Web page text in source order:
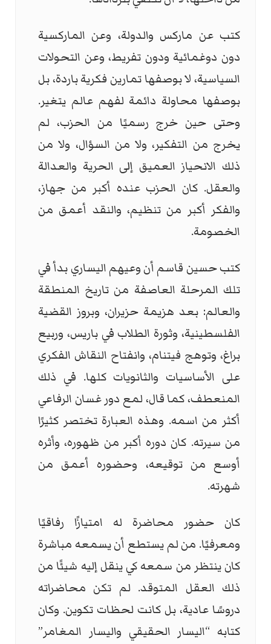
كتب عن ماركس والدولة، وعن الماركسية
دون دوغمائية ودون تفريط، وعن التحولات
السياسية، لا بوصفها تمارين فكرية باردة، بل
بوصفها محاولة دائمة لفهم عالم يتغير.
وحتى حين خرج رسميًا من الحزب، لم
يخرج من التفكير، ولا من السؤال، ولا من
ذلك الانحياز العميق إلى الحرية والعدالة
والعقل. كان الحزب عنده أكبر من جهاز،
والفكر أكبر من تنظيم، والنقد أعمق من
الخصومة.
كتب حسين قاسم أن وعيهم اليساري بدأ في
تلك المرحلة العاصفة من تاريخ المنطقة
والعالم: بعد هزيمة حزيران، وبروز القضية
الفلسطينية، وثورة الطلاب في باريس، وربيع
براغ، وتوهج فيتنام، وانفتاح النقاش الفكري
على الأساسيات والثانويات كلها. في ذلك
المنعطف، كما قال، لمع دور غسان الرفاعي
أكثر من اسمه. وهذه العبارة تختصر كثيرًا
من سيرته. كان دوره أكبر من ظهوره، وأثره
أوسع من توقيعه، وحضوره أعمق من
شهرته.
كان حضور محاضرة له امتيازًا رفاقيًا
ومعرفيًا. من لم يستطع أن يسمعه مباشرة
كان ينتظر من سمعه كي ينقل إليه شيئًا من
ذلك العقل المتوقد. لم تكن محاضراته
دروسًا عادية، بل كانت لحظات تكوين. وكان
كتابه “اليسار الحقيقي واليسار المغامر”